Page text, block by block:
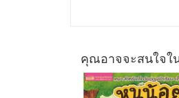
คุณอาจจะสนใจใ